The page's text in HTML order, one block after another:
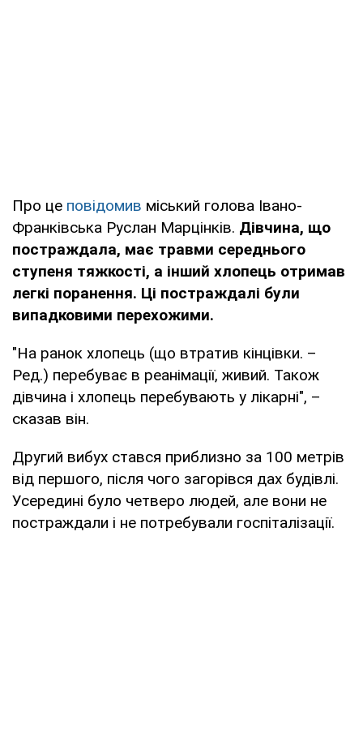
Про це повідомив міський голова Івано-
Франківська Руслан Марцінків. Дівчина, що
постраждала, має травми середнього
ступеня тяжкості, а інший хлопець отримав
легкі поранення. Ці постраждалі були
випадковими перехожими.
"На ранок хлопець (що втратив кінцівки. –
Ред.) перебуває в реанімації, живий. Також
дівчина і хлопець перебувають у лікарні", –
сказав він.
Другий вибух стався приблизно за 100 метрів
від першого, після чого загорівся дах будівлі.
Усередині було четверо людей, але вони не
постраждали і не потребували госпіталізації.